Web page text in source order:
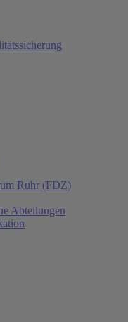
Ruhr (FDZ)
Abteilungen